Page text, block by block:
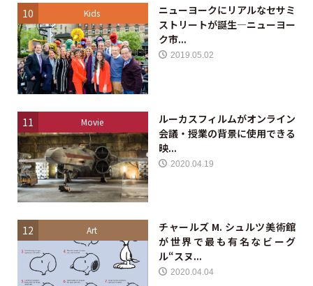
10 Kids
ニューヨークにリアルなセサミ
ストリートが誕生—ニューヨー
ク市...
2019.05.02
11 Movie
ルーカスフィルムがオンライン
会議・授業の背景に使用できる
映...
2020.04.19
12 Art
チャールズ M. シュルツ美術館
が世界で最も有名なビーグ
ル“スヌ...
2020.04.04